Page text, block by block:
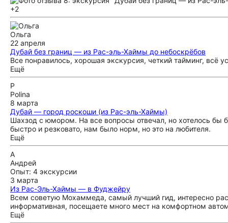
скидками,так что наша задача была только наслаждаться
+2
Ольга
22 апреля
Дубай без границ — из Рас-эль-Хаймы до небоскрёбов
Все понравилось, хорошая экскурсия, четкий тайминг, всё
Ещё
P
Polina
8 марта
Дубай — город роскоши (из Рас-эль-Хаймы)
Шахзод с юмором. На все вопросы отвечал, но хотелось бы
быстро и резковато, нам было норм, но это на любителя.
Ещё
А
Андрей
Опыт: 4 экскурсии
3 марта
Из Рас-Эль-Хаймы — в Фуджейру
Всем советую Мохаммеда, самый лучший гид, интересно
информативная, посещаете много мест на комфортном
Ещё